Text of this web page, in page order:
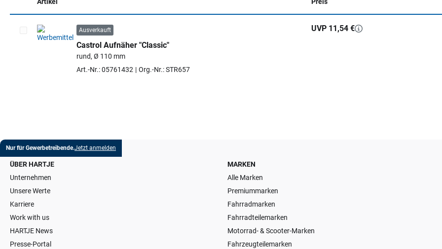
Artikel auswählen
Ausverkauft
Castrol Aufnäher "Classic"
rund, Ø 110 mm
Art.-Nr.: 05761432
Org.-Nr.: STR657
UVP 11,54 €
Nur für Gewerbetreibende.Jetzt anmelden
ÜBER HARTJE
Unternehmen
Unsere Werte
Karriere
Work with us
HARTJE News
Presse-Portal
MARKEN
Alle Marken
Premiummarken
Fahrradmarken
Fahrradteilemarken
Motorrad- & Scooter-Marken
Fahrzeugteilemarken